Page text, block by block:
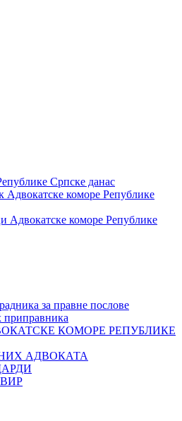
Српске данас
Адвокатске коморе Републике
Адвокатске коморе Републике
за правне послове
приправника
КОМОРЕ РЕПУБЛИКЕ
АДВОКАТА